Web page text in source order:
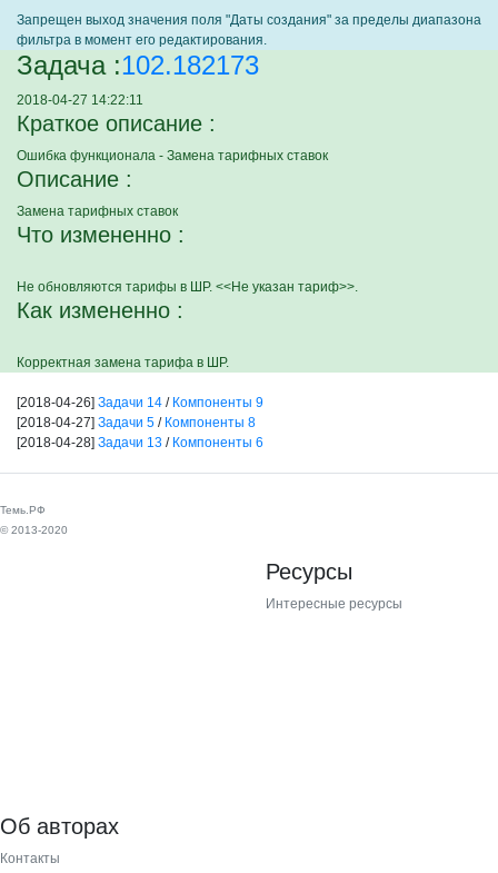
Запрещен выход значения поля "Даты создания" за пределы диапазона
фильтра в момент его редактирования.
Задача :102.182173
2018-04-27 14:22:11
Краткое описание :
Ошибка функционала - Замена тарифных ставок
Описание :
Замена тарифных ставок
Что измененно :
Не обновляются тарифы в ШР. <<Не указан тариф>>.
Как измененно :
Корректная замена тарифа в ШР.
[2018-04-26] Задачи 14 / Компоненты 9
[2018-04-27] Задачи 5 / Компоненты 8
[2018-04-28] Задачи 13 / Компоненты 6
Темь.РФ
© 2013-2020
Ресурсы
Интересные ресурсы
Об авторах
Контакты